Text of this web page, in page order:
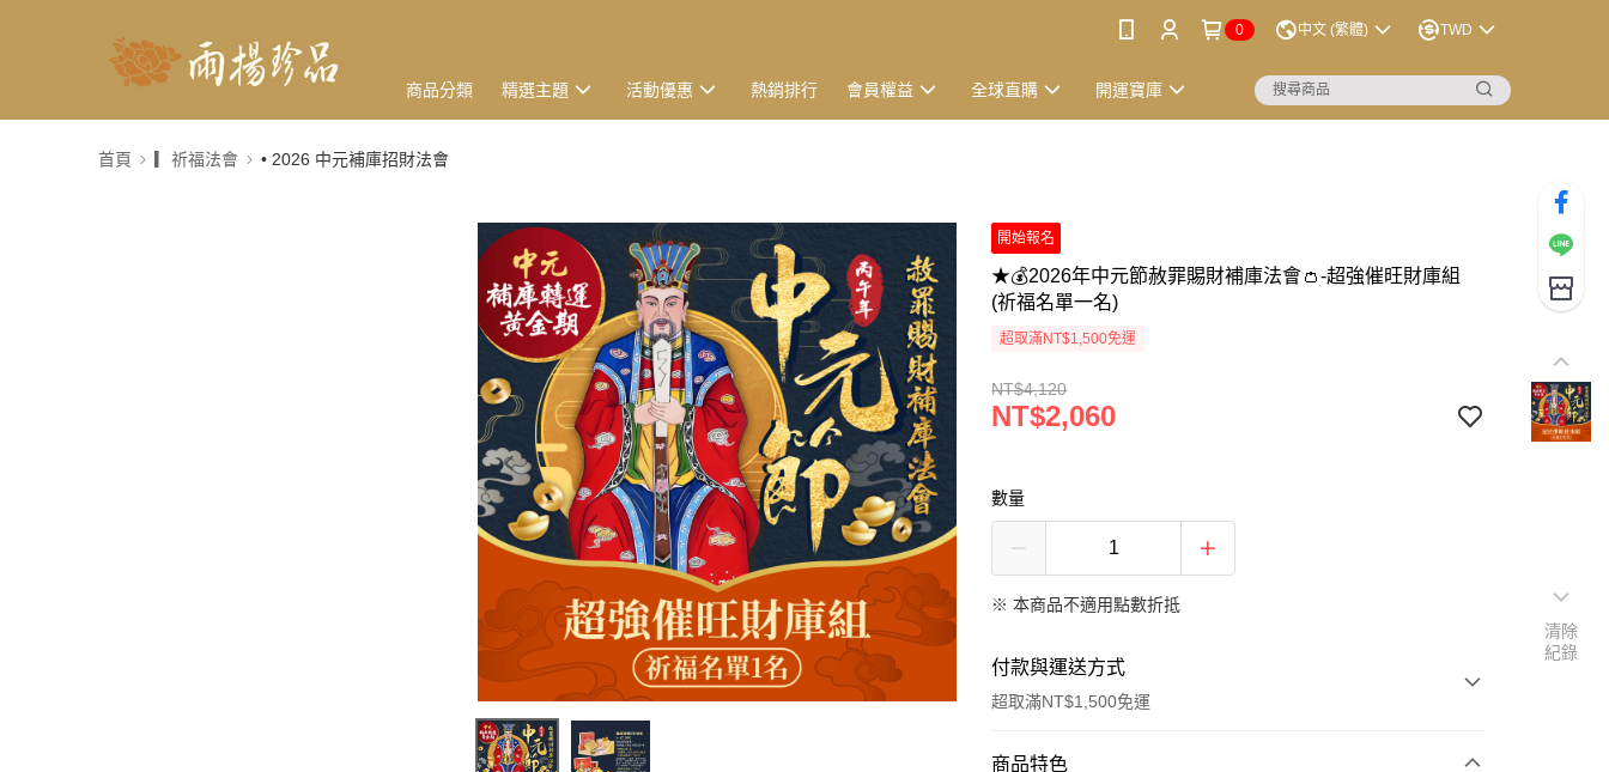
0 中文 (繁體) TWD
商品分類 精選主題 活動優惠 熱銷排行 會員權益 全球直購 開運寶庫
首頁 ▎祈福法會 • 2026 中元補庫招財法會
開始報名
★💰2026年中元節赦罪賜財補庫法會👛-超強催旺財庫組
(祈福名單一名)
超取滿NT$1,500免運
NT$4,120
NT$2,060
數量
※ 本商品不適用點數折抵
付款與運送方式
超取滿NT$1,500免運
付款方式
商品特色
清除
紀錄